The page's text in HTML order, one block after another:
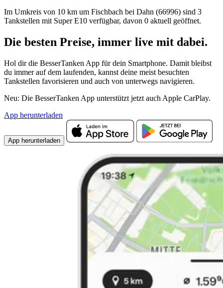
Im Umkreis von 10 km um Fischbach bei Dahn (66996) sind 3
Tankstellen mit Super E10 verfügbar, davon 0 aktuell geöffnet.
Die besten Preise, immer live mit dabei.
Hol dir die BesserTanken App für dein Smartphone. Damit bleibst
du immer auf dem laufenden, kannst deine meist besuchten
Tankstellen favorisieren und auch von unterwegs navigieren.
Neu: Die BesserTanken App unterstützt jetzt auch Apple CarPlay.
App herunterladen
App herunterladen